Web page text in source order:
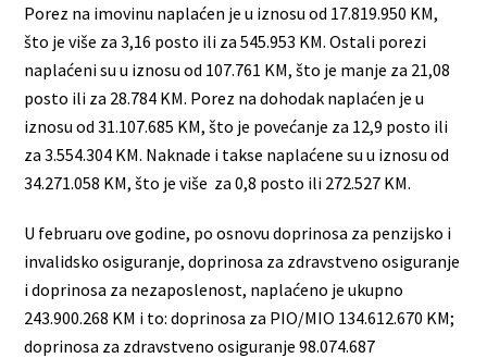
Porez na imovinu naplaćen je u iznosu od 17.819.950 KM,
što je više za 3,16 posto ili za 545.953 KM. Ostali porezi
naplaćeni su u iznosu od 107.761 KM, što je manje za 21,08
posto ili za 28.784 KM. Porez na dohodak naplaćen je u
iznosu od 31.107.685 KM, što je povećanje za 12,9 posto ili
za 3.554.304 KM. Naknade i takse naplaćene su u iznosu od
34.271.058 KM, što je više za 0,8 posto ili 272.527 KM.
U februaru ove godine, po osnovu doprinosa za penzijsko i
invalidsko osiguranje, doprinosa za zdravstveno osiguranje
i doprinosa za nezaposlenost, naplaćeno je ukupno
243.900.268 KM i to: doprinosa za PIO/MIO 134.612.670 KM;
doprinosa za zdravstveno osiguranje 98.074.687